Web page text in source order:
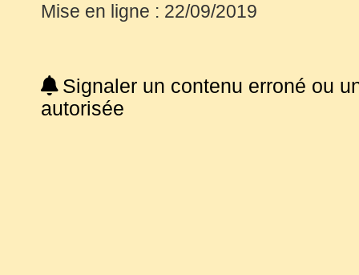
Mise en ligne : 22/09/2019
Signaler un contenu erroné ou
autorisée